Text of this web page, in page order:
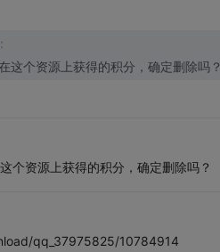
这个资源上获得的积分，确定删除吗？
个资源上获得的积分，确定删除吗？
qq_37975825/10784914